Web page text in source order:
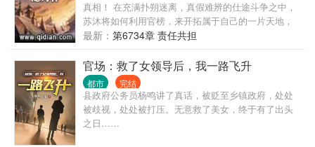
真相！ 在充满扑朔迷离，真假难辨的仕途斗争之中，
苏沐将如何利用官榜，来开拓属于自己的一片天地，
完成自己心底那份小小愿望呢？一切尽在官榜……老
隐二零一二年倾力打造官场爽文，请诸君多多支持！
【日更一万五，已经一个月了，会继续坚持，大家来
见证！】
最新： 第6734章 责任共担
官场：救了女领导后，我一路飞升
都市 完结
县政府公务员杨鸣讲了真话，被贬至乡镇政府，处处
被歧视，处处被打压。无意救了美女，终于有了出头
之日……